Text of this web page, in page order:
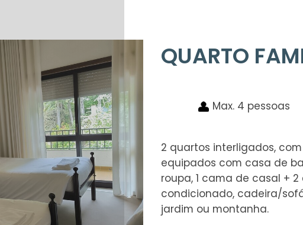
QUARTO
Max. 4 pessoas
2 quartos interligados,
equipados com casa de
roupa, 1 cama de casal +
condicionado, cadeira/
jardim ou montanha.